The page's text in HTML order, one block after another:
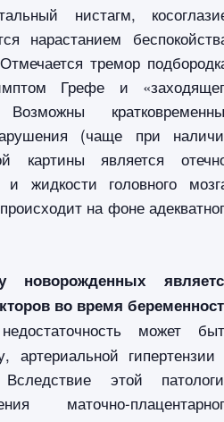
нистагм,
нарастанием
тремор
Грефе и
(чаще при
картины является
жидкости головного
на фоне
во время
может
артериальной гипертензии
этой
маточно-